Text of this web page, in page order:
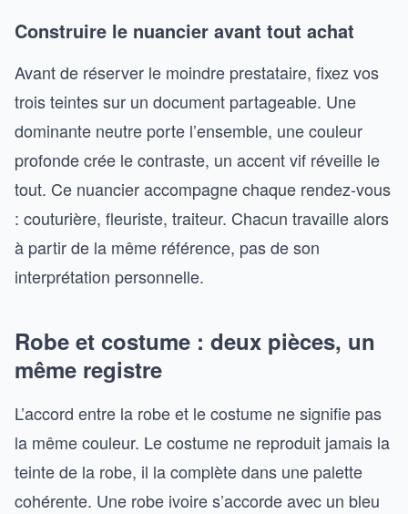
Construire le nuancier avant tout achat
Avant de réserver le moindre prestataire, fixez vos
trois teintes sur un document partageable. Une
dominante neutre porte l’ensemble, une couleur
profonde crée le contraste, un accent vif réveille le
tout. Ce nuancier accompagne chaque rendez-vous
: couturière, fleuriste, traiteur. Chacun travaille alors
à partir de la même référence, pas de son
interprétation personnelle.
Robe et costume : deux pièces, un
même registre
L’accord entre la robe et le costume ne signifie pas
la même couleur. Le costume ne reproduit jamais la
teinte de la robe, il la complète dans une palette
cohérente. Une robe ivoire s’accorde avec un bleu